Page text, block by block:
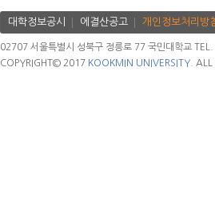
대학정보공시 에결산공고 개인정보처리방
02707 서울특별시 성북구 정릉로 77 국민대학교
COPYRIGHT© 2017 KOOKMIN UNIVERSITY. ALL